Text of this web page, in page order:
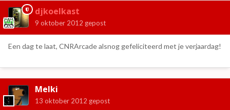
djkoelkast
9 oktober 2012 gepost
Een dag te laat, CNRArcade alsnog gefeliciteerd met je verjaardag!
Melki
13 oktober 2012 gepost